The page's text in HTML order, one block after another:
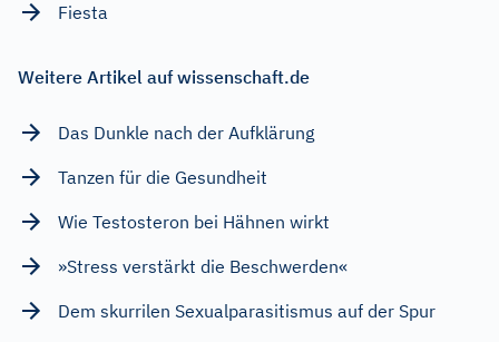
Fiesta
Weitere Artikel auf wissenschaft.de
Das Dunkle nach der Aufklärung
Tanzen für die Gesundheit
Wie Testosteron bei Hähnen wirkt
»Stress verstärkt die Beschwerden«
Dem skurrilen Sexualparasitismus auf der Spur